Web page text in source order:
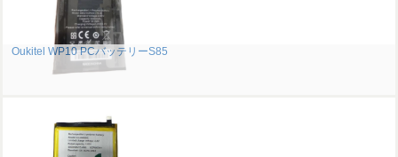
Oukitel WP10 PCバッテリーS85